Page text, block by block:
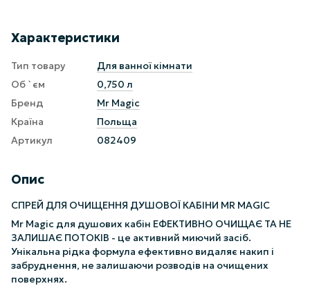
Характеристики
Тип товару
Для ванної кімнати
Об `єм
0,750 л
Бренд
Mr Magic
Країна
Польща
Артикул
082409
Опис
СПРЕЙ ДЛЯ ОЧИЩЕННЯ ДУШОВОЇ КАБІНИ MR MAGIC
Mr Magic для душових кабін ЕФЕКТИВНО ОЧИЩАЄ ТА НЕ
ЗАЛИШАЄ ПОТОКІВ - це активний миючий засіб.
Унікальна рідка формула ефективно видаляє накип і
забруднення, не залишаючи розводів на очищених
поверхнях.